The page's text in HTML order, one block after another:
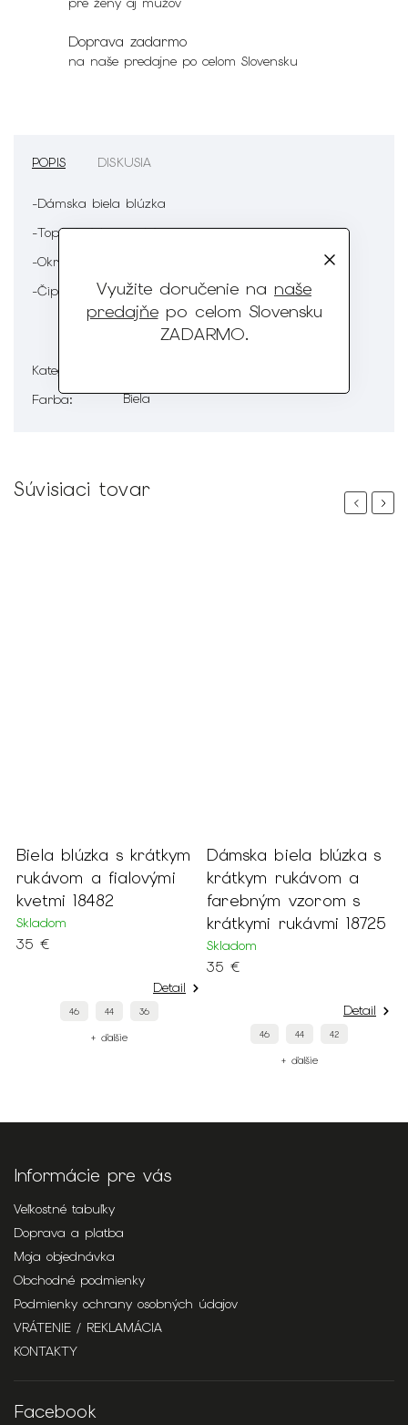
Využite doručenie na naše
predajňepo celom Slovensku
ZADARMO.
Doprava zadarmo
na naše predajne po celom Slovensku
POPIS DISKUSIA
-Dámska biela blúzka
-Top s krátkym rukávom
-Okrúhly výstrih
-Čipkovaný detail na zadnom diely
Kategória
Farba: Biela
Súvisiaci tovar
Previous
Biela blúzka s krátkym
rukávom a fialovými
kvetmi 18482
Skladom
35 €
Detail
46 44 36
+ ďalšie
Dámska biela blúzka s
krátkym rukávom a
farebným vzorom s
krátkymi rukávmi 18725
Skladom
35 €
Detail
46 44 42
+ ďalšie
Next
Informácie pre vás
Veľkostné tabuľky
Doprava a platba
Moja objednávka
Obchodné podmienky
Podmienky ochrany osobných údajov
VRÁTENIE / REKLAMÁCIA
KONTAKTY
Facebook